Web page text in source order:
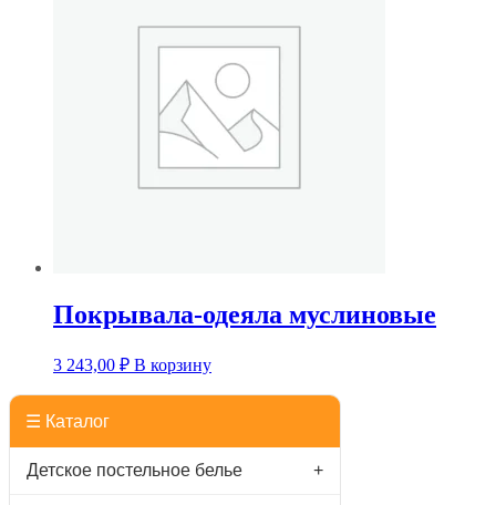
Покрывала-одеяла муслиновые
3 243,00 ₽ В корзину
☰ Каталог
Детское постельное белье +